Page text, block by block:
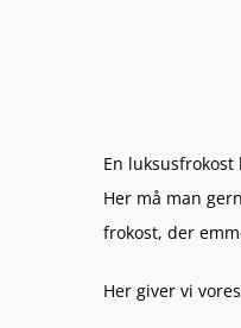
En
Her må man
frokost, der
Her giver vi